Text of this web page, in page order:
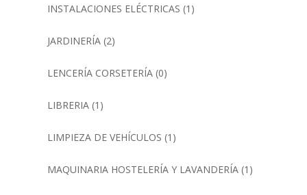
INSTALACIONES ELÉCTRICAS (1)
JARDINERÍA(2)
LENCERÍA CORSETERÍA(0)
LIBRERIA(1)
LIMPIEZA DE VEHÍCULOS (1)
MAQUINARIA HOSTELERÍA Y LAVANDERÍA(1)